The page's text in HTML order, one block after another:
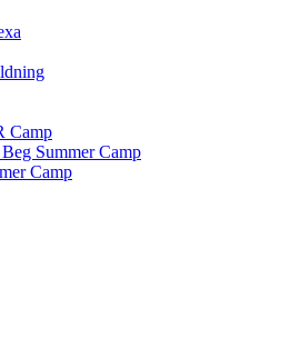
Camp
Summer Camp
Camp